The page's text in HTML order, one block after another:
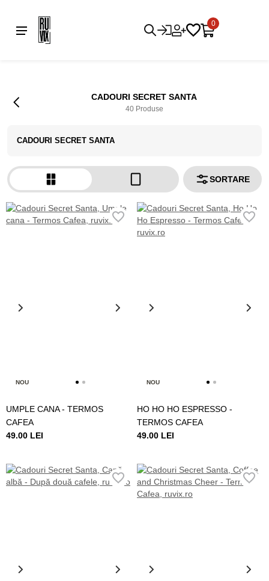
0
CADOURI SECRET SANTA
40 Produse
CADOURI SECRET SANTA
SORTARE
NOU
UMPLE CANA - TERMOS
CAFEA
49.00 LEI
NOU
HO HO HO ESPRESSO -
TERMOS CAFEA
49.00 LEI